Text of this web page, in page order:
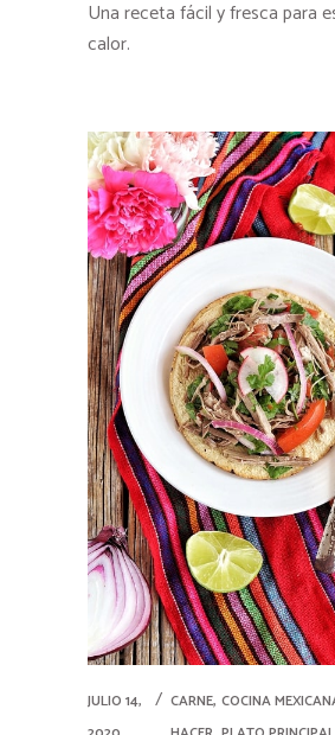
Una receta fácil y fresca para
calor.
JULIO 14,
CARNE,COCINA